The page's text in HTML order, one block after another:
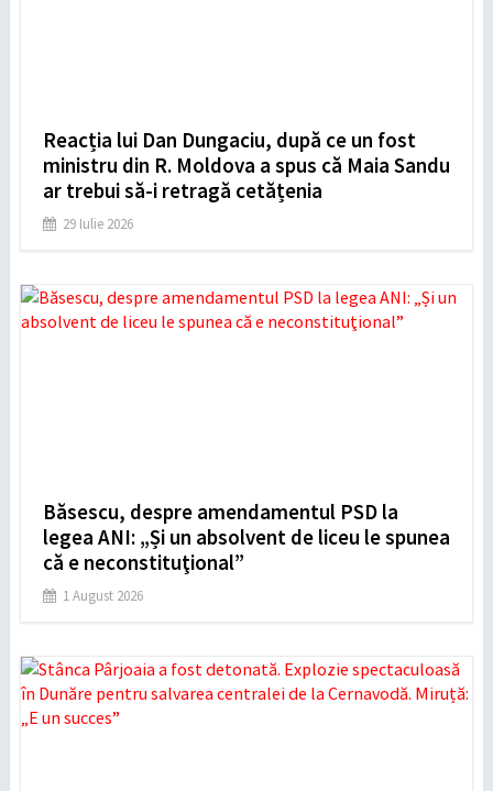
Reacția lui Dan Dungaciu, după ce un fost
ministru din R. Moldova a spus că Maia Sandu
ar trebui să-i retragă cetățenia
29 Iulie 2026
Băsescu, despre amendamentul PSD la
legea ANI: „Și un absolvent de liceu le spunea
că e neconstituţional”
1 August 2026